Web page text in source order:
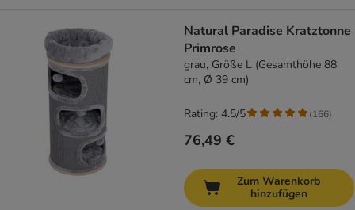
Natural Paradise Kratztonne
Primrose
grau, Größe L (Gesamthöhe 88
cm, Ø 39 cm)
76,49 €
Rating: 4.5/5 (166)
Zum Warenkorb
hinzufügen